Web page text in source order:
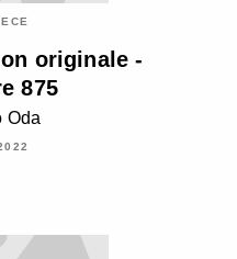
originale -
875
Oda